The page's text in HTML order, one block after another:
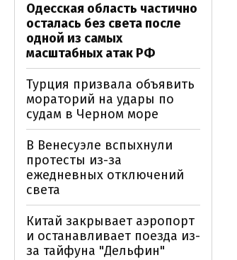
Одесская область частично
осталась без света после
одной из самых
масштабных атак РФ
Турция призвала объявить
мораторий на удары по
судам в Черном море
В Венесуэле вспыхнули
протесты из-за
ежедневных отключений
света
Китай закрывает аэропорт
и останавливает поезда из-
за тайфуна "Дельфин"